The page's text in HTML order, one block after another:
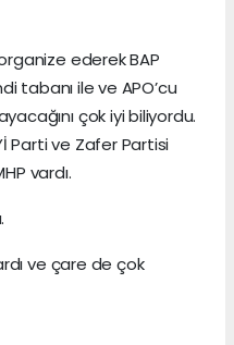
ederek BAP
tabanı ile ve APO’cu
çok iyi biliyordu.
Parti ve Zafer Partisi
vardı.
ve çare de çok